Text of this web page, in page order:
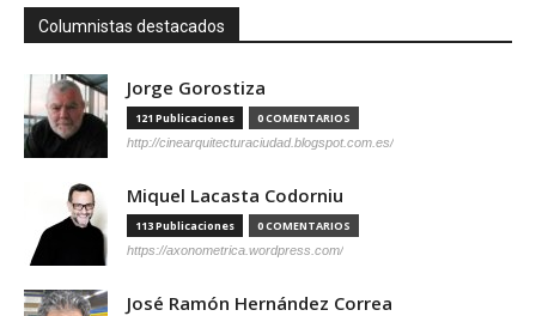
Columnistas destacados
Jorge Gorostiza
121 Publicaciones 0 COMENTARIOS
http://cinearquitecturaciudad.blogspot.com.es/
Miquel Lacasta Codorniu
113 Publicaciones 0 COMENTARIOS
https://axonometrica.wordpress.com/
José Ramón Hernández Correa